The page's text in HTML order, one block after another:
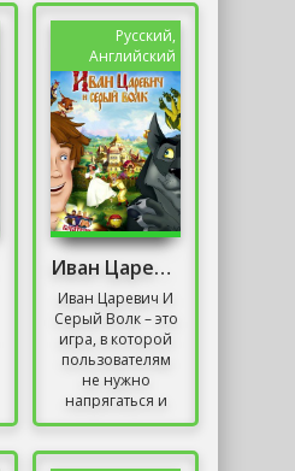
созданная
компанией
Nordville...
Русский,
Английский
Иван Царевич И Серый Волк Скачать Торрент
Иван Царевич И
Серый Волк – это
игра, в которой
пользователям
не нужно
напрягаться и
проявлять свои